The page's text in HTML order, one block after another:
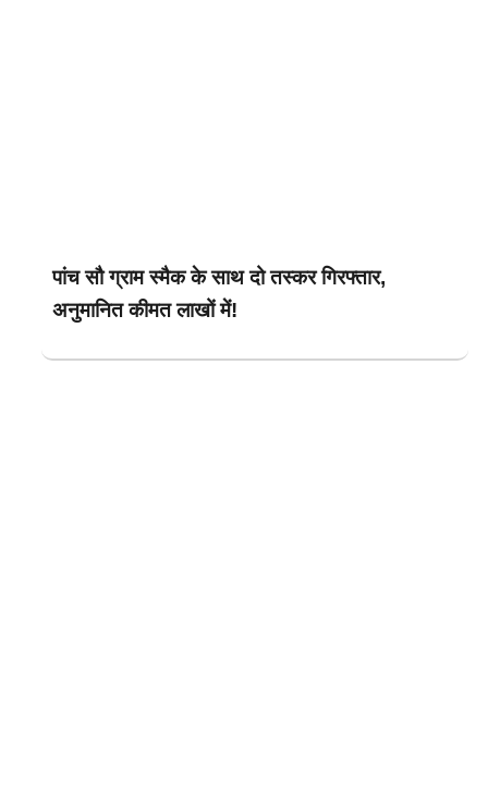
पांच सौ ग्राम स्मैक के साथ दो तस्कर गिरफ्तार,
अनुमानित कीमत लाखों में!